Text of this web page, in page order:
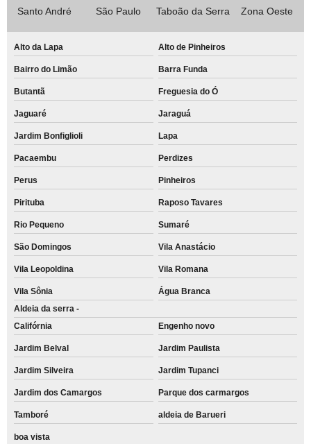
Santo André São Paulo Taboão da Serra Zona Oeste
Alto da Lapa Alto de Pinheiros
Bairro do Limão Barra Funda
Butantã Freguesia do Ó
Jaguaré Jaraguá
Jardim Bonfiglioli Lapa
Pacaembu Perdizes
Perus Pinheiros
Pirituba Raposo Tavares
Rio Pequeno Sumaré
São Domingos Vila Anastácio
Vila Leopoldina Vila Romana
Vila Sônia
Água Branca
Aldeia da serra -
Califórnia
Engenho novo
Jardim Belval Jardim Paulista
Jardim Silveira Jardim Tupanci
Jardim dos Camargos Parque dos carmargos
Tamboré aldeia de Barueri
boa vista